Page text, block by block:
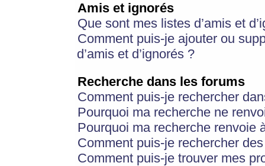
Amis et ignorés
Que sont mes listes d’amis et
Comment puis-je ajouter ou
d’amis et d’ignorés ?
Recherche dans les forums
Comment puis-je rechercher
Pourquoi ma recherche ne
Pourquoi ma recherche renvoie
Comment puis-je rechercher
Comment puis-je trouver mes